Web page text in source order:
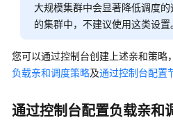
最
佳
践
大规模集群中会显著降低调度
的集群中，不建议使用这类设置
您可以通过控制台创建上述亲和策略
负载亲和调度策略及通过控制台配置
通过控制台配置负载亲和